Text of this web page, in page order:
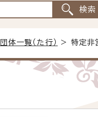
体一覧（た行） > 特定非